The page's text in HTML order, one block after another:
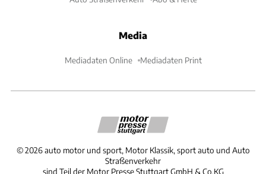
Media
Mediadaten Online Mediadaten Print
©2026 auto motor und sport, Motor Klassik, sport auto und Auto
Straßenverkehr
sind Teil der Motor Presse Stuttgart GmbH & Co.KG